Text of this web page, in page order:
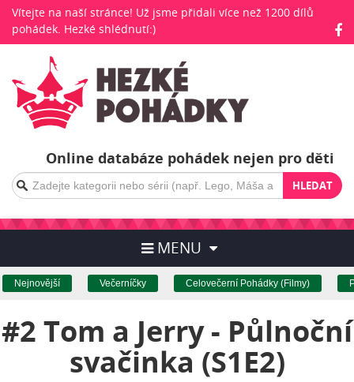
Vítejte na naší stránce! Už jsme přidali více než 1200 dílů
pohádek. Hezké shlédnutí:)
Online databáze pohádek nejen pro děti
HLEDAT
MENU
Nejnovější Večerníčky Celovečerní Pohádky (Filmy)
#2 Tom a Jerry - Půlnoční
svačinka (S1E2)